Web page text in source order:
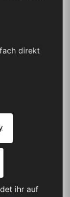
direkt
ihr auf